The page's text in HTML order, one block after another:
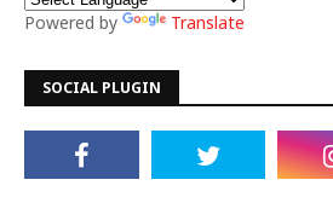
Powered by Translate
SOCIAL PLUGIN